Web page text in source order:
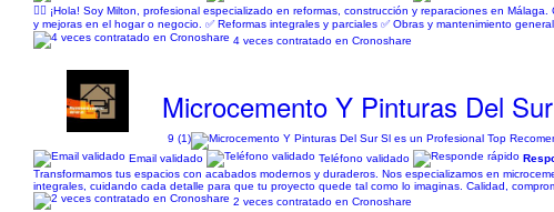
👷‍♂️ ¡Hola! Soy Milton, profesional especializado en reformas, construcción y reparaciones en
y mejoras en el hogar o negocio. ✅ Reformas integrales y parciales ✅ Obras y mantenimiento
4 veces contratado en Cronoshare
Microcemento Y Pinturas Del
9 (1)
Email validado
Teléfono validado
Transformamos tus espacios con acabados modernos y duraderos. Nos especializamos en
integrales, cuidando cada detalle para que tu proyecto quede tal como lo imaginas. Calidad,
2 veces contratado en Cronoshare